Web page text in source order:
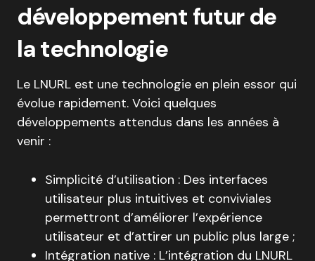
développement futur de
la technologie
Le LNURL est une technologie en plein essor qui
évolue rapidement. Voici quelques
développements attendus dans les années à
venir :
Simplicité d’utilisation : Des interfaces
utilisateur plus intuitives et conviviales
permettront d’améliorer l’expérience
utilisateur et d’attirer un public plus large ;
Intégration native : L’intégration du LNURL